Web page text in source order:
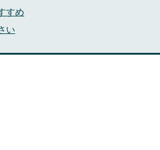
すめ
い